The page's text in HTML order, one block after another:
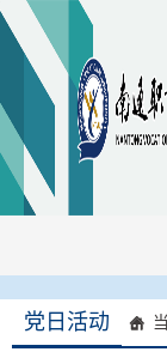
党日活动